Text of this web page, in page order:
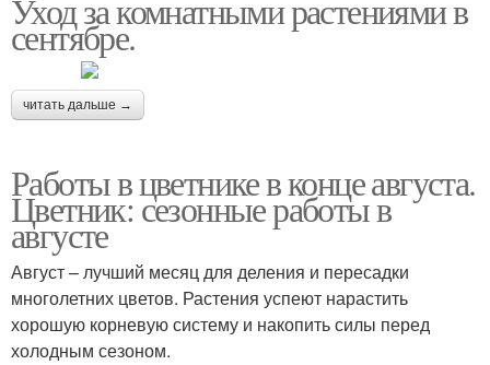
Уход за комнатными растениями в
сентябре.
читать дальше →
Работы в цветнике в конце августа.
Цветник: сезонные работы в
августе
Август – лучший месяц для деления и пересадки
многолетних цветов. Растения успеют нарастить
хорошую корневую систему и накопить силы перед
холодным сезоном.